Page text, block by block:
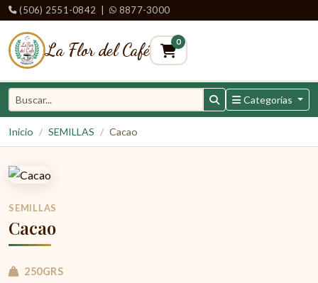
(506) 2551-0842 8877-3000
La Flor del Café 0
Categorías
Inicio SEMILLAS Cacao
SEMILLAS
Cacao
250GRS